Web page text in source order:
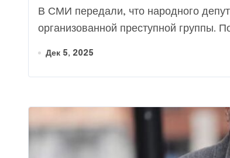
В СМИ передали, что народного депутата Анну Скороход уличили в возглавлении
организованной преступной группы.
Дек 5, 2025